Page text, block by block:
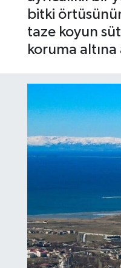
bitki
taze koyun
koruma altına